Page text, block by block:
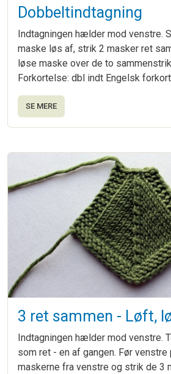
Dobbeltindtagning
Indtagningen hælder mod venstre.
maske løs af, strik 2 masker ret
løse maske over de to
Forkortelse: dbl indt Engelsk
SE MERE
3 ret sammen - Løft,
Indtagningen hælder mod venstre.
som ret - en af gangen. Før venstre
maskerne fra venstre og strik de 3